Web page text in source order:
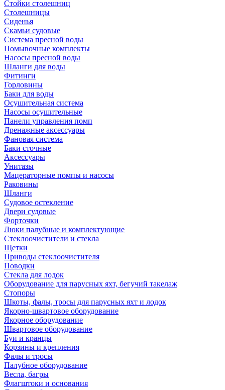
Стойки столешниц
Столешницы
Сиденья
Скамьи судовые
Система пресной воды
Помывочные комплекты
Насосы пресной воды
Шланги для воды
Фитинги
Горловины
Баки для воды
Осушительная система
Насосы осушительные
Панели управления помп
Дренажные аксессуары
Фановая система
Баки сточные
Аксессуары
Унитазы
Мацераторные помпы и насосы
Раковины
Шланги
Судовое остекление
Двери судовые
Форточки
Люки палубные и комплектующие
Стеклоочистители и стекла
Щетки
Приводы стеклоочистителя
Поводки
Стекла для лодок
Оборудование для парусных яхт, бегучий такелаж
Стопоры
Шкоты, фалы, тросы для парусных яхт и лодок
Якорно-швартовое оборудование
Якорное оборудование
Швартовое оборудование
Буи и кранцы
Корзины и крепления
Фалы и тросы
Палубное оборудование
Весла, багры
Флагштоки и основания